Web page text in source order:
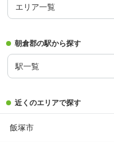
エリア一覧
朝倉郡の駅から探す
駅一覧
近くのエリアで探す
飯塚市